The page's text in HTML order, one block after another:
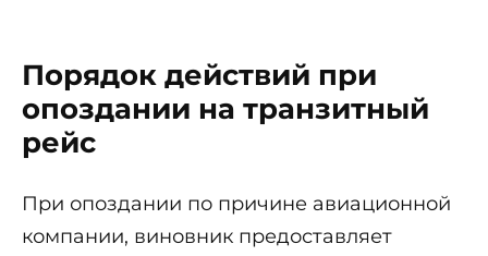
Порядок действий при
опоздании на транзитный
рейс
При опоздании по причине авиационной
компании, виновник предоставляет